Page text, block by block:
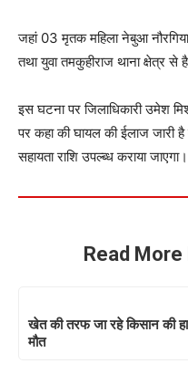
जहां 03 मृतक महिला नेबुआ
तथा युवा तमकुहीराज थाना क्षेत्र से
इस घटना पर जिलाधिकारी उमेश
पर कहा की घायल की ईलाज जारी
सहायता राशि उपल्ब्ध कराया जाएगा।
Read
खेत की तरफ जा रहे किसान की
मौत